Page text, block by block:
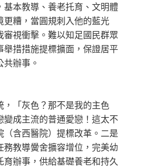
本教導、養老托育、文明體
更糟，當圓規刺入他的藍光
視衝擊。難以知足國民群眾
舉措措施提標擴面，保證居平
辦事。
「灰色？那不是我的主色
成主流的普通愛戀！這太不
含西醫院）提標改革。二是
教導黌舍擴容增位，完美幼
辦事，供給基礎養老和持久